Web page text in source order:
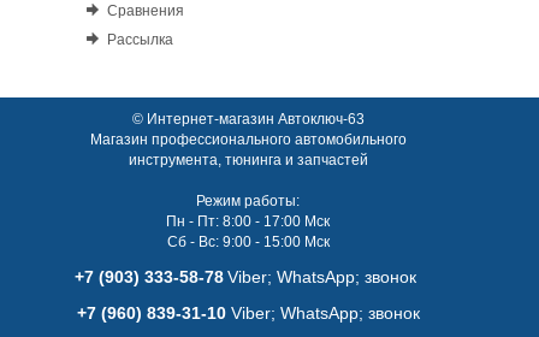
Сравнения
Рассылка
© Интернет-магазин Автоключ-63
Магазин профессионального автомобильного
инструмента, тюнинга и запчастей
Режим работы:
Пн - Пт: 8:00 - 17:00 Мск
Сб - Вс: 9:00 - 15:00 Мск
+7 (903) 333-58-78 Viber; WhatsАpp; звонок
+7 (960) 839-31-10Viber; WhatsАpp; звонок